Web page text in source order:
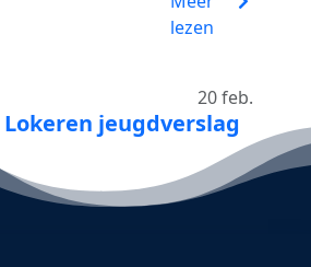
lezen
20 feb.
jeugdverslag